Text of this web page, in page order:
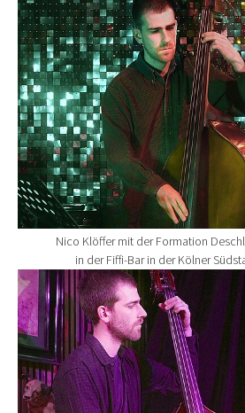
Nico Klöffer mit der Formation
in der Fiffi-Bar in der Kölner
Show larger version for: